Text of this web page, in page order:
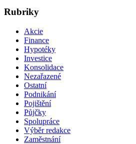
Rubriky
Akcie
Finance
Hypotéky
Investice
Konsolidace
Nezařazené
Ostatní
Podnikání
Pojištění
Půjčky
Spolupráce
Výběr redakce
Zaměstnání